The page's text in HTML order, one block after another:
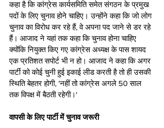
कहा है कि कांग्रेस कार्यसमिति समेत संगठन के प्रमुख
पदों के लिए चुनाव होने चाहिए। उन्‍होंने कहा कि जो लोग
चुनाव का विरोध कर रहे हैं, वे अपना पद जाने से डर रहे
हैं। आजाद ने यहां तक कहा कि चुनाव होना चाहिए
क्‍योंकि नियुक्‍त किए गए कांग्रेस अध्‍यक्ष के पास शायद
एक प्रतिशत सपोर्ट भी न हो। आजाद ने कहा कि अगर
पार्टी को कोई चुनी हुई इकाई लीड करती है तो ही उसकी
स्थिति बेहतर होगी, 'नहीं तो कांग्रेस अगले 50 साल
तक विपक्ष में बैठती रहेगी।'
वापसी के लिए पार्टी में चुनाव जरूरी